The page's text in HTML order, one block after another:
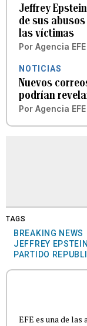
Jeffrey
de sus
las víctimas
Por Agencia EFE
NOTICIAS
Nuevos
podrían
Por Agencia EFE
TAGS
BREAKING NEWS
JEFFREY EPSTEIN
PARTIDO
EFE es una de las